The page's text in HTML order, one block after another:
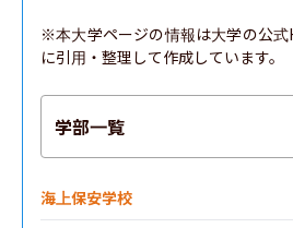
※本大学ページの情報は大学の公
に引用・整理して作成しています。
学部一覧
海上保安学校